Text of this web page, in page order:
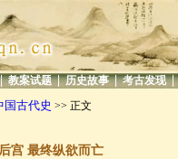
| 教案试题 | 历史故事 | 考古发现 |
国古代史 >> 正文
宫 最终纵欲而亡